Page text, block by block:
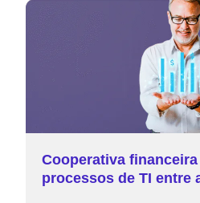
Cooperativa
processos de TI entre